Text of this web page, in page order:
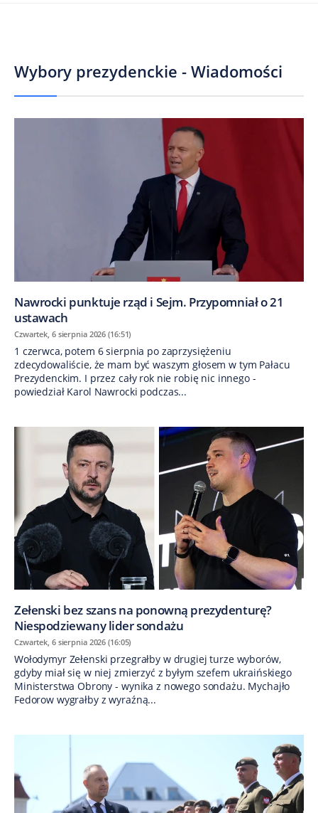
Wybory prezydenckie - Wiadomości
Nawrocki punktuje rząd i Sejm. Przypomniał o 21
ustawach
Czwartek, 6 sierpnia 2026 (16:51)
1 czerwca, potem 6 sierpnia po zaprzysiężeniu
zdecydowaliście, że mam być waszym głosem w tym Pałacu
Prezydenckim. I przez cały rok nie robię nic innego -
powiedział Karol Nawrocki podczas...
Zełenski bez szans na ponowną prezydenturę?
Niespodziewany lider sondażu
Czwartek, 6 sierpnia 2026 (16:05)
Wołodymyr Zełenski przegrałby w drugiej turze wyborów,
gdyby miał się w niej zmierzyć z byłym szefem ukraińskiego
Ministerstwa Obrony - wynika z nowego sondażu. Mychajło
Fedorow wygrałby z wyraźną...